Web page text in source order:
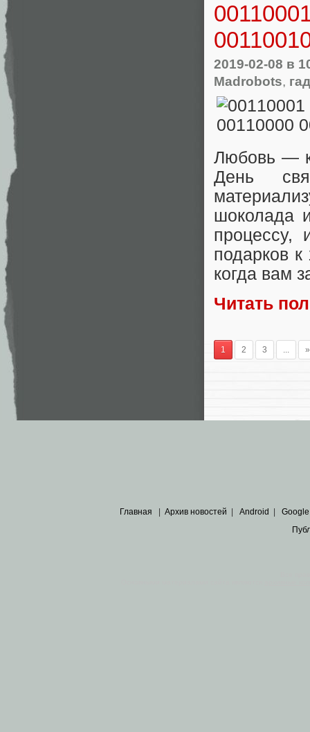
2019-02-08 в
Madrobots,
Любовь —
День
шоколада
процессу,
подарков
когда вам
Читать
1 2 3 ... »
Главная Архив новостей Android Google